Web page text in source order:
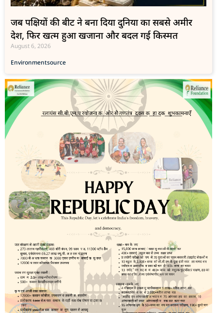
जब पक्षियों की बीट ने बना दिया दुनिया का सबसे अमीर
देश, फिर खत्म हुआ खजाना और बदल गई किस्मत
August 6, 2026
Environmentsource